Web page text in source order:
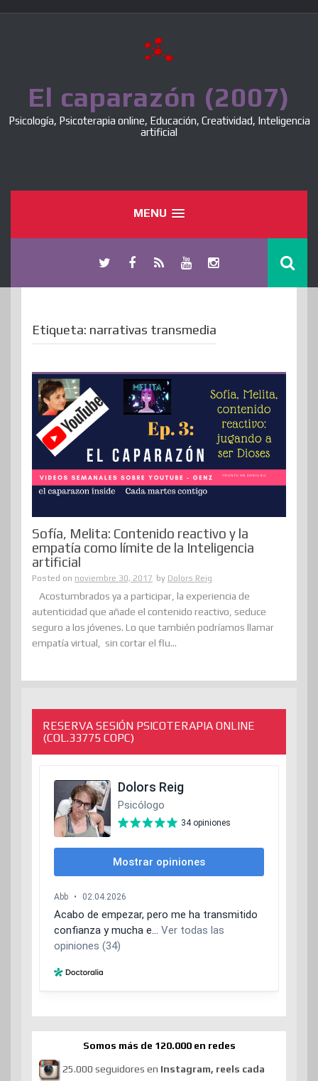
El caparazón (2007)
Psicología, Psicoterapia online, Educación, Creatividad, Inteligencia
artificial
MENU
Etiqueta: narrativas transmedia
Sofía, Melita: Contenido reactivo y la
empatía como límite de la Inteligencia
artificial
Posted on noviembre 30, 2017 by Dolors Reig
Acostumbrados ya a participar, la experiencia de
autenticidad que añade el contenido reactivo, seduce
seguro a los jóvenes. Lo que también podríamos llamar
empatía virtual, sin cortar el flu...
RESERVA SESIÓN PSICOTERAPIA ONLINE
(COL.33775 COPC)
Somos más de 120.000 en redes
25.000 seguidores en Instagram, reels cada